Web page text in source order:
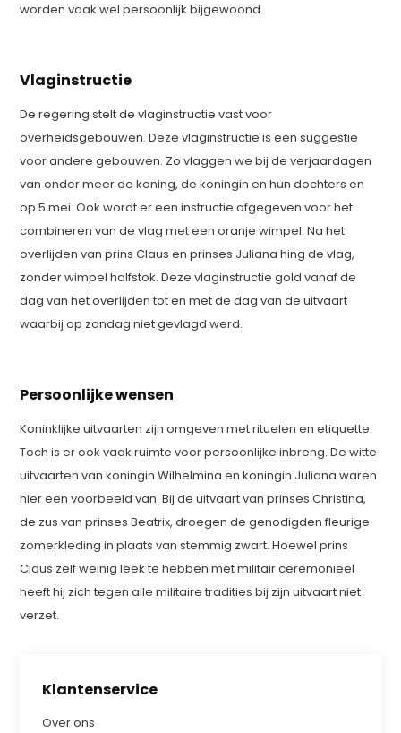
Klantenservice
Over ons
worden vaak wel persoonlijk bijgewoond.
Vlaginstructie
De regering stelt de vlaginstructie vast voor
overheidsgebouwen. Deze vlaginstructie is een suggestie
voor andere gebouwen. Zo vlaggen we bij de verjaardagen
van onder meer de koning, de koningin en hun dochters en
op 5 mei. Ook wordt er een instructie afgegeven voor het
combineren van de vlag met een oranje wimpel. Na het
overlijden van prins Claus en prinses Juliana hing de vlag,
zonder wimpel halfstok. Deze vlaginstructie gold vanaf de
dag van het overlijden tot en met de dag van de uitvaart
waarbij op zondag niet gevlagd werd.
Persoonlijke wensen
Koninklijke uitvaarten zijn omgeven met rituelen en etiquette.
Toch is er ook vaak ruimte voor persoonlijke inbreng. De witte
uitvaarten van koningin Wilhelmina en koningin Juliana waren
hier een voorbeeld van. Bij de uitvaart van prinses Christina,
de zus van prinses Beatrix, droegen de genodigden fleurige
zomerkleding in plaats van stemmig zwart. Hoewel prins
Claus zelf weinig leek te hebben met militair ceremonieel
heeft hij zich tegen alle militaire tradities bij zijn uitvaart niet
verzet.